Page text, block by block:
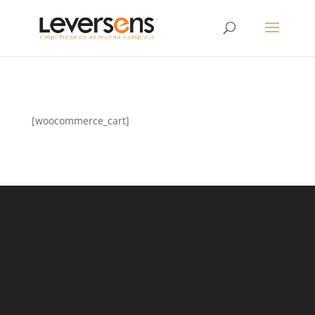
[woocommerce_cart]